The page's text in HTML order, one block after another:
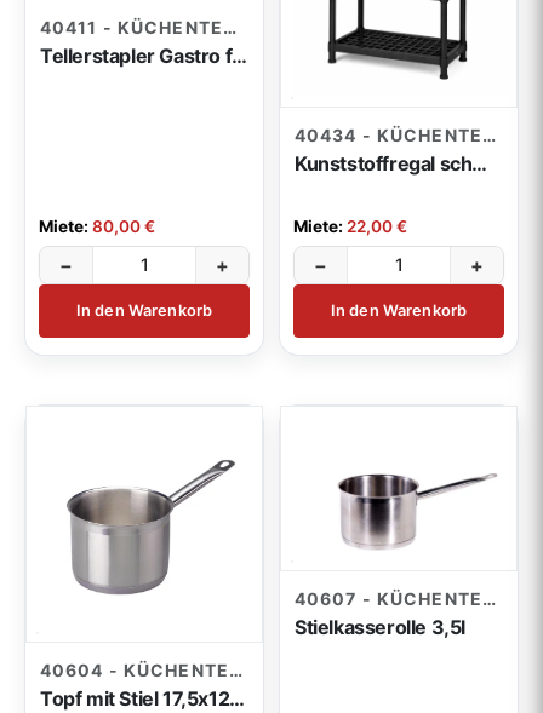
40411 - KÜCHENTECHNIK
Tellerstapler Gastro für 120 Teller
Miete:80,00 €
− +
In den Warenkorb
40434 - KÜCHENTECHNIK
Kunststoffregal schwarz 91x 185 x 45 cm
Miete: 22,00 €
− +
In den Warenkorb
40604 - KÜCHENTECHNIK
Topf mit Stiel 17,5x12,5cm 2l
40607 - KÜCHENTECHNIK
Stielkasserolle 3,5l